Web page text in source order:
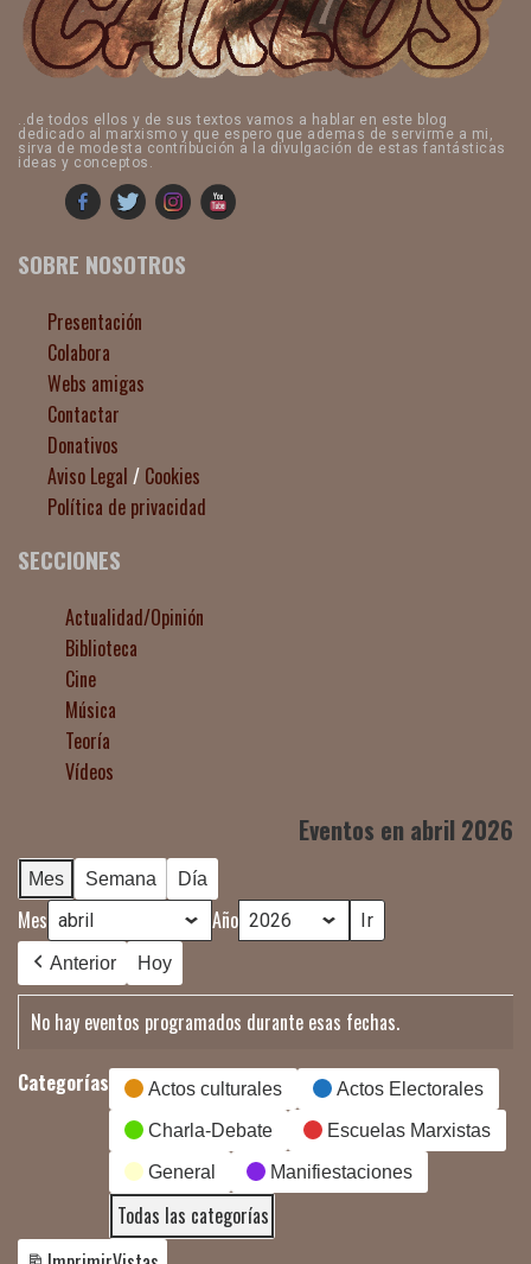
..de todos ellos y de sus textos vamos a hablar en este blog
dedicado al marxismo y que espero que ademas de servirme a mi,
sirva de modesta contribución a la divulgación de estas fantásticas
ideas y conceptos.
SOBRE NOSOTROS
Presentación
Colabora
Webs amigas
Contactar
Donativos
Aviso Legal / Cookies
Política de privacidad
SECCIONES
Actualidad/Opinión
Biblioteca
Cine
Música
Teoría
Vídeos
Eventos en abril 2026
Mes Semana Día
Mes Año
Anterior Hoy
No hay eventos programados durante esas fechas.
Categorías Actos culturales Actos Electorales
Charla-Debate Escuelas Marxistas
General Manifiestaciones
Todas las categorías